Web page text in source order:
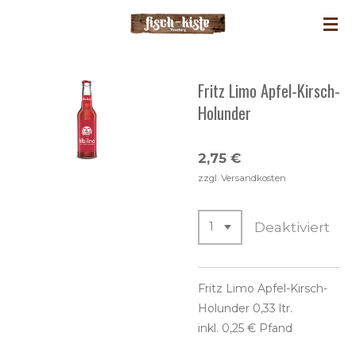
Fritz Limo Apfel-Kirsch-
Holunder
2,75 €
zzgl. Versandkosten
Deaktiviert
Fritz Limo Apfel-Kirsch-
Holunder 0,33 ltr.
inkl. 0,25 € Pfand